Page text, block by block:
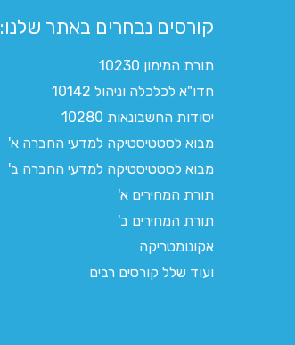
קורסים נבחרים באתר שלנו:​
תורת המימון 10230
חדו"א לכלכלה וניהול 10142
יסודות החשבונאות 10280
מבוא לסטטיסטיקה למדעי החברה א'
מבוא לסטטיסטיקה למדעי החברה ב'
תורת המחירים א'
תורת המחירים ב'
אקונומטריקה
ועוד שלל קורסים רבים